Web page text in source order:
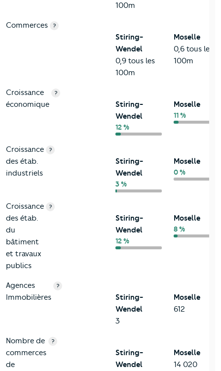
100m
Commerces ?
Stiring-
Wendel
0,9 tous les
100m
Moselle
0,6 tous les
100m
Croissance
économique
?
Stiring-
Wendel
12 %
Moselle
11 %
Croissance
des étab.
industriels
?
Stiring-
Wendel
3 %
Moselle
0 %
Croissance
des étab.
du
bâtiment
et travaux
publics
?
Stiring-
Wendel
12 %
Moselle
8 %
Agences
Immobilières
?
Stiring-
Wendel
3
Moselle
612
Nombre de
commerces
de
?
Stiring-
Wendel
Moselle
14 020